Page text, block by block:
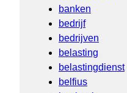
banken
bedrijf
bedrijven
belasting
belastingdienst
belfius